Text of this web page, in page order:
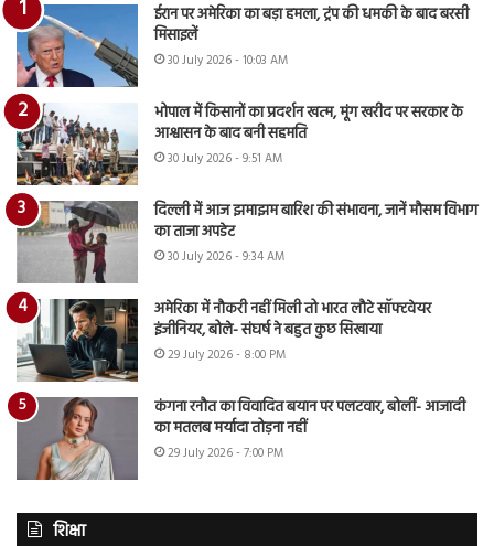
ईरान पर अमेरिका का बड़ा हमला, ट्रंप की धमकी के बाद बरसी
मिसाइलें
30 July 2026 - 10:03 AM
भोपाल में किसानों का प्रदर्शन खत्म, मूंग खरीद पर सरकार के
आश्वासन के बाद बनी सहमति
30 July 2026 - 9:51 AM
दिल्ली में आज झमाझम बारिश की संभावना, जानें मौसम विभाग
का ताजा अपडेट
30 July 2026 - 9:34 AM
अमेरिका में नौकरी नहीं मिली तो भारत लौटे सॉफ्टवेयर
इंजीनियर, बोले- संघर्ष ने बहुत कुछ सिखाया
29 July 2026 - 8:00 PM
कंगना रनौत का विवादित बयान पर पलटवार, बोलीं- आजादी
का मतलब मर्यादा तोड़ना नहीं
29 July 2026 - 7:00 PM
शिक्षा